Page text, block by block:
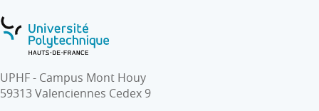
UPHF - Campus Mont Houy
59313 Valenciennes Cedex 9